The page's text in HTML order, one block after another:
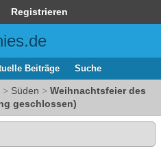
Registrieren
Beiträge Suche
> Süden > Weihnachtsfeier des
geschlossen)